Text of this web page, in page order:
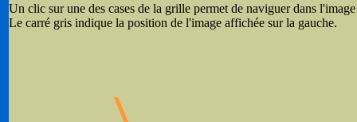
Un clic sur une des cases de la grille permet de naviguer dans
Le carré gris indique la position de l'image affichée sur la gauche.